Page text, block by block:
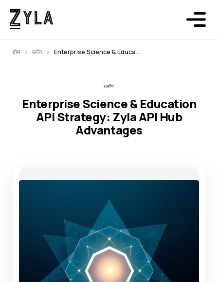
होम ब्लॉग Enterprise Science & Education API Strategy: Zyla API Hub Advantages
ब्लॉग
Enterprise Science & Education
API Strategy: Zyla API Hub
Advantages